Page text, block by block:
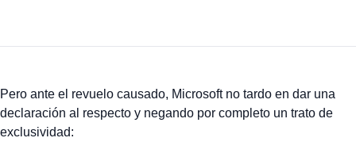
Pero ante el revuelo causado, Microsoft no tardo en dar una
declaración al respecto y negando por completo un trato de
exclusividad: